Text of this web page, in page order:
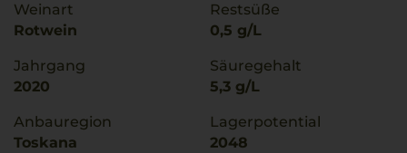
Weinart
Rotwein
Jahrgang
2020
Anbauregion
Toskana
Restsüße
0,5 g/L
Säuregehalt
5,3 g/L
Lagerpotential
2048